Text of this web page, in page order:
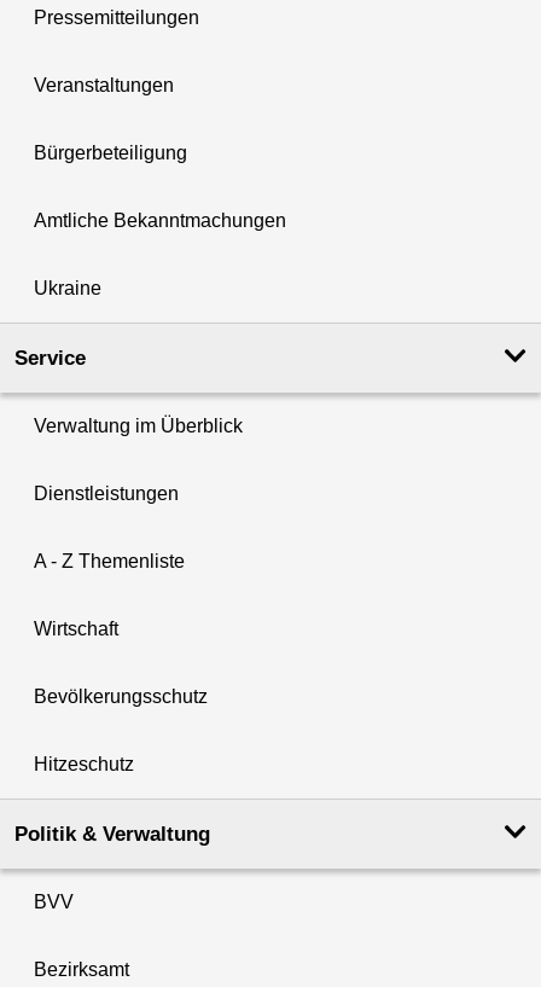
Pressemitteilungen
Veranstaltungen
Bürgerbeteiligung
Amtliche Bekanntmachungen
Ukraine
Service
Verwaltung im Überblick
Dienstleistungen
A - Z Themenliste
Wirtschaft
Bevölkerungsschutz
Hitzeschutz
Politik & Verwaltung
BVV
Bezirksamt